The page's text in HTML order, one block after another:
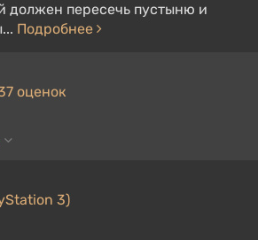
должен пересечь пустыню и
Подробнее
оценок
3)